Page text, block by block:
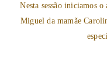
Nesta sessão iniciamos
Miguel da mamãe